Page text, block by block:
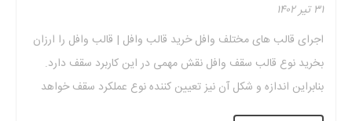
۳۱ تیر ۱۴۰۲
اجرای قالب های مختلف وافل خرید قالب وافل | قالب وافل را ارزان
بخرید نوع قالب سقف وافل نقش مهمی در این کاربرد سقف دارد.
بنابراین اندازه و شکل آن نیز تعیین کننده نوع عملکرد سقف خواهد
بود. این قالب ها از نظر کارایی به دو نوع مدل یک طرفه و همینطور